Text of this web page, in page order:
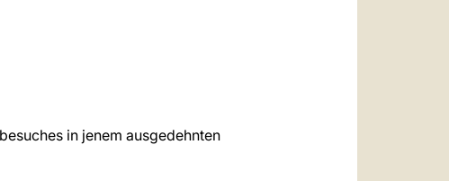
in jenem ausgedehnten